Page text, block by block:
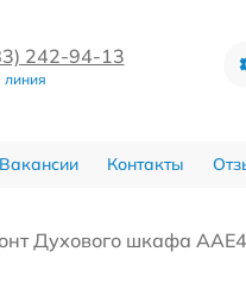
242-94-13
линия
Вакансии Контакты
Духового шкафа